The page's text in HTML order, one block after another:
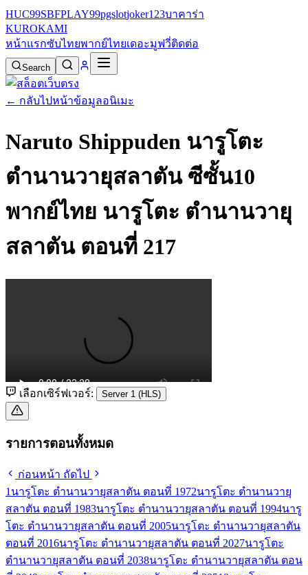
HUC99SBFPLAY99pgslotjoker123บาคาร่า
KUROKAMI
หน้าแรกซับไทยพากย์ไทยเดอะมูฟวี่ติดต่อ
Search
← กลับไปหน้าข้อมูลอนิเมะ
Naruto Shippuden นารูโตะ
ตำนานวายุสลาตัน ซีซั้น10
พากย์ไทย นารูโตะ ตำนานวายุ
สลาตัน ตอนที่ 217
เลือกเซิร์ฟเวอร์: Server 1 (HLS)
รายการตอนทั้งหมด
ก่อนหน้า ถัดไป
1 นารูโตะ ตำนานวายุสลาตัน ตอนที่ 1972นารูโตะ ตำนานวายุ
สลาตัน ตอนที่ 1983นารูโตะ ตำนานวายุสลาตัน ตอนที่ 1994นารู
โตะ ตำนานวายุสลาตัน ตอนที่ 2005นารูโตะ ตำนานวายุสลาตัน
ตอนที่ 2016นารูโตะ ตำนานวายุสลาตัน ตอนที่ 2027นารูโตะ
ตำนานวายุสลาตัน ตอนที่ 2038นารูโตะ ตำนานวายุสลาตัน ตอน